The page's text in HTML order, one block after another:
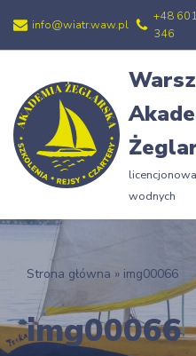
Przejdź
treści
info@wiatr.waw.pl
+48
346
wodnych
Strona główna » img00066
img00066